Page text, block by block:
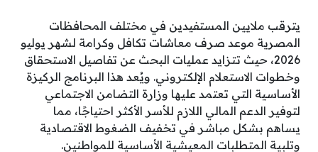
يترقب ملايين المستفيدين في مختلف المحافظات
المصرية موعد صرف معاشات تكافل وكرامة لشهر يوليو
2026، حيث تتزايد عمليات البحث عن تفاصيل الاستحقاق
وخطوات الاستعلام الإلكتروني. ويُعد هذا البرنامج الركيزة
الأساسية التي تعتمد عليها وزارة التضامن الاجتماعي
لتوفير الدعم المالي اللازم للأسر الأكثر احتياجًا، مما
يساهم بشكل مباشر في تخفيف الضغوط الاقتصادية
وتلبية المتطلبات المعيشية الأساسية للمواطنين.